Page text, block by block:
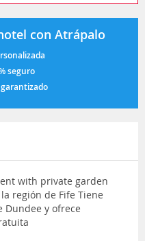
con Atrápalo
seguro
with private garden
región de Fife Tiene
Dundee y ofrece